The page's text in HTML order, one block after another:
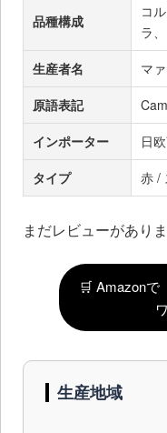
品種構成
コ
ラ
生産者名
マ
原語表記
インポーター
日
タイプ
赤 /
まだレビューがありま
🛒 Amazonで
生産地域